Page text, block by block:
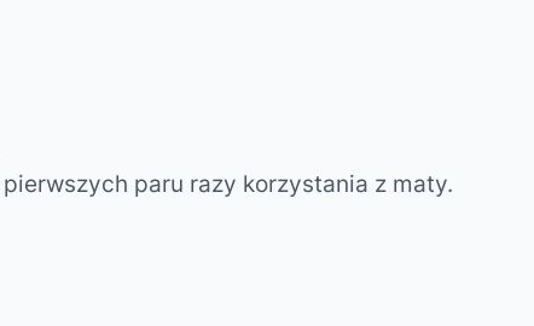
paru razy korzystania z maty.